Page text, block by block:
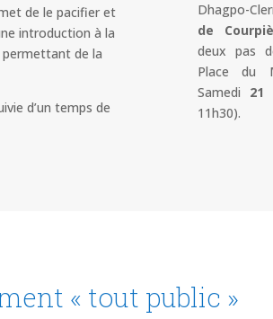
de le pacifier et
introduction à la
de la
d’un temps de
Dhagpo-
de
deux pas
Place du
Samedi 21
11h30).
« tout public »